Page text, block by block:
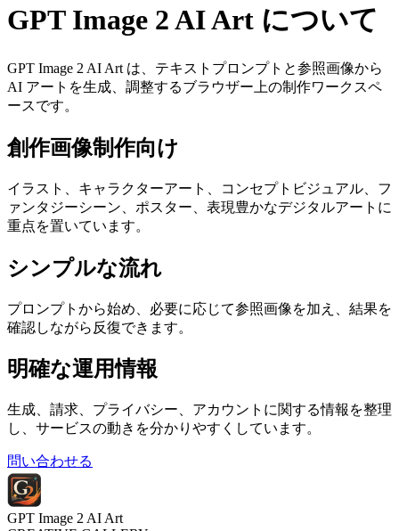
GPT Image 2 AI Art について
GPT Image 2 AI Art は、テキストプロンプトと参照画像から
AI アートを生成、調整するブラウザー上の制作ワークスペ
ースです。
創作画像制作向け
イラスト、キャラクターアート、コンセプトビジュアル、フ
ァンタジーシーン、ポスター、表現豊かなデジタルアートに
重点を置いています。
シンプルな流れ
プロンプトから始め、必要に応じて参照画像を加え、結果を
確認しながら反復できます。
明確な運用情報
生成、請求、プライバシー、アカウントに関する情報を整理
し、サービスの動きを分かりやすくしています。
問い合わせる
GPT Image 2 AI Art